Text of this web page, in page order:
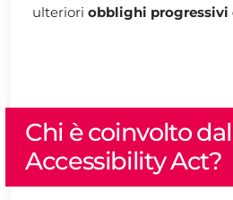
ulteriori obblighi progressivi
Chi è coinvolto
Accessibility Act?